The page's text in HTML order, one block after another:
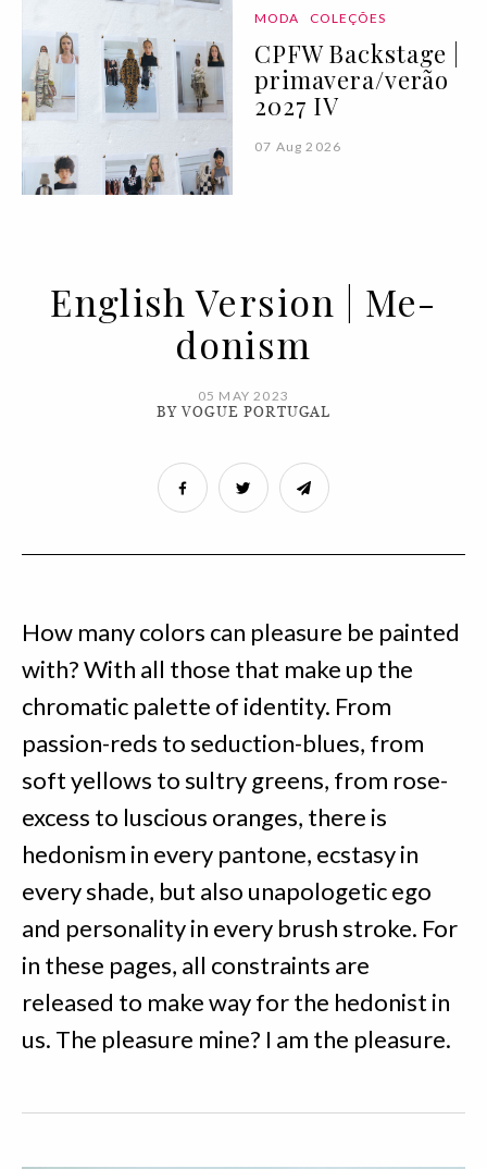
MODA COLEÇÕES
CPFW Backstage |
primavera/verão
2027 IV
07 Aug 2026
English Version | Me-
donism
05 MAY 2023
BY VOGUE PORTUGAL
How many colors can pleasure be painted
with? With all those that make up the
chromatic palette of identity. From
passion-reds to seduction-blues, from
soft yellows to sultry greens, from rose-
excess to luscious oranges, there is
hedonism in every pantone, ecstasy in
every shade, but also unapologetic ego
and personality in every brush stroke. For
in these pages, all constraints are
released to make way for the hedonist in
us. The pleasure mine? I am the pleasure.